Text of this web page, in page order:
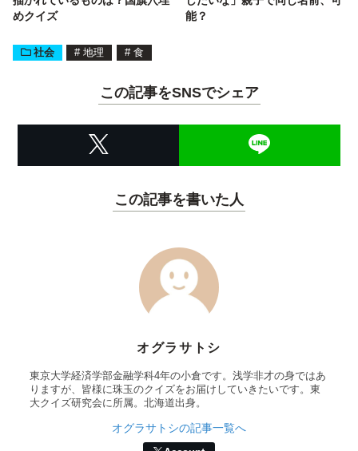
めクイズ
能？
社会 # 地理 # 食
この記事をSNSでシェア
この記事を書いた人
オグラサトシ
東京大学経済学部金融学科4年の小倉です。浅学非才の身ではあ
りますが、皆様に珠玉のクイズをお届けしていきたいです。東
大クイズ研究会に所属。北海道出身。
オグラサトシの記事一覧へ